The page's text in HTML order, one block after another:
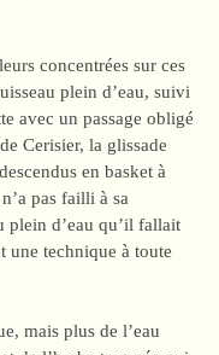
concentrées sur ces
plein d’eau, suivi
avec un passage obligé
Cerisier, la glissade
en basket à
pas failli à sa
plein d’eau qu’il fallait
une technique à toute
mais plus de l’eau